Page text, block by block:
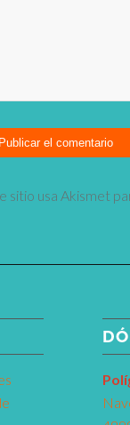
sitio usa Akismet
Polí